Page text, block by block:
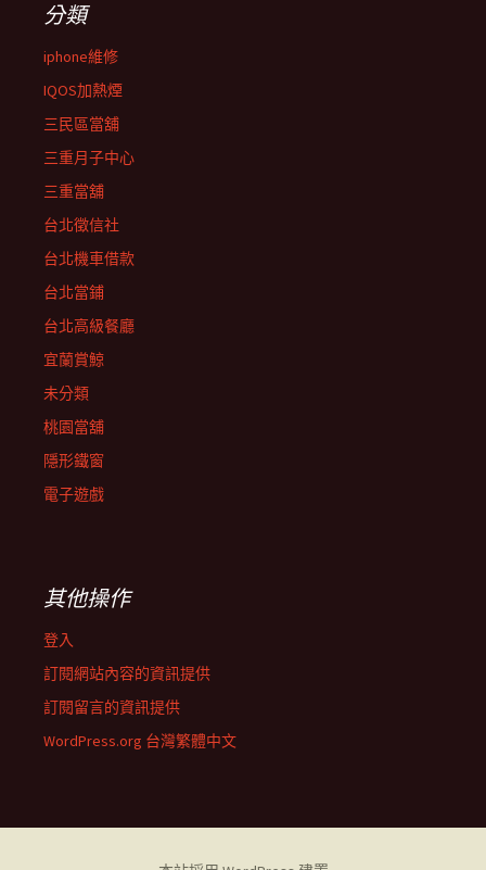
分類
iphone維修
IQOS加熱煙
三民區當舖
三重月子中心
三重當舖
台北徵信社
台北機車借款
台北當鋪
台北高級餐廳
宜蘭賞鯨
未分類
桃園當舖
隱形鐵窗
電子遊戲
其他操作
登入
訂閱網站內容的資訊提供
訂閱留言的資訊提供
WordPress.org 台灣繁體中文